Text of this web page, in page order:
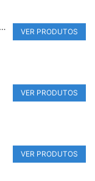
VER PRODUTOS
VER PRODUTOS
VER PRODUTOS